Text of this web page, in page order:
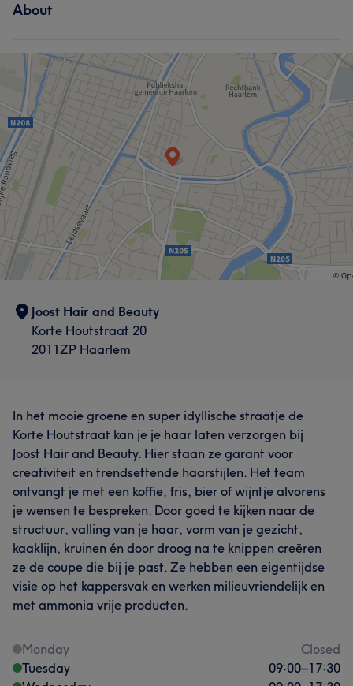
About
Joost Hair and Beauty
Korte Houtstraat 20
2011ZP Haarlem
In het mooie groene en super idyllische straatje de
Korte Houtstraat kan je je haar laten verzorgen bij
Joost Hair and Beauty. Hier staan ze garant voor
creativiteit en trendsettende haarstijlen. Het team
ontvangt je met een koffie, fris, bier of wijntje alvorens
je wensen te bespreken. Door goed te kijken naar de
structuur, valling van je haar, vorm van je gezicht,
kaaklijn, kruinen én door droog na te knippen creëren
ze de coupe die bij je past. Ze hebben een eigentijdse
visie op het kappersvak en werken milieuvriendelijk en
met ammonia vrije producten.
Monday
Closed
Tuesday
09:00–17:30